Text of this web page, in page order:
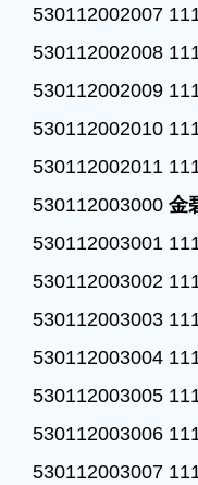
530112002007
530112002008
530112002009
530112002010
530112002011
530112003000 金
530112003001
530112003002
530112003003
530112003004
530112003005
530112003006
530112003007